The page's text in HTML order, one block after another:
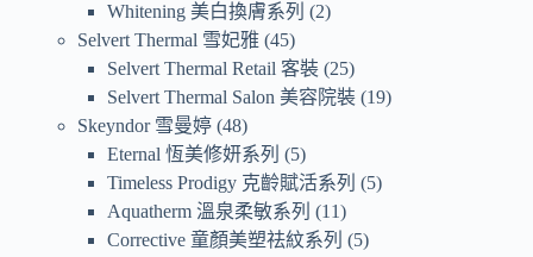
Whitening 美白換膚系列
2
Selvert Thermal 雪妃雅 45
Selvert Thermal Retail 客裝 25
Selvert Thermal Salon 美容院裝 19
Skeyndor 雪曼婷 48
Eternal 恆美修妍系列
5
Timeless Prodigy 克齡賦活系列
5
Aquatherm 溫泉柔敏系列
11
Corrective 童顏美塑祛紋系列
5